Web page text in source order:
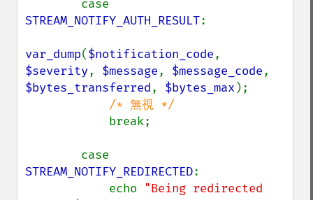
STREAM_NOTIFY_AUTH_RESULT:
var_dump($notification_code
$severity, $message, $message_code
$bytes_transferred, $bytes_max );
/* 無視 */
break;
STREAM_NOTIFY_REDIRECTED:
            echo
"Being redirected